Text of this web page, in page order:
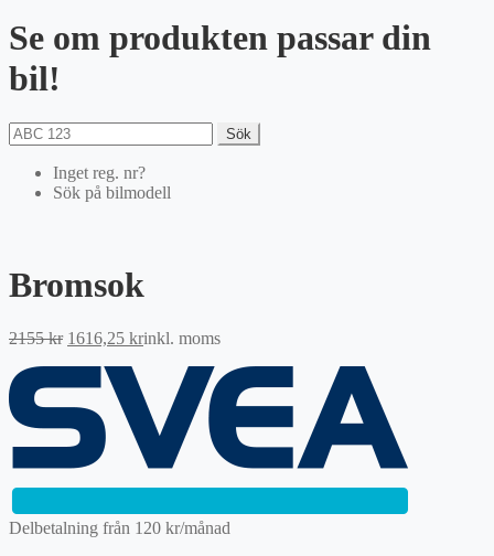
Se om produkten passar din
bil!
Sök
Inget reg. nr?
Sök på bilmodell
Bromsok
2155kr Det
2155 kr.
1616,25 krDet
är:
1616,25 kr.
inkl. moms
Delbetalning från 120 kr/månad